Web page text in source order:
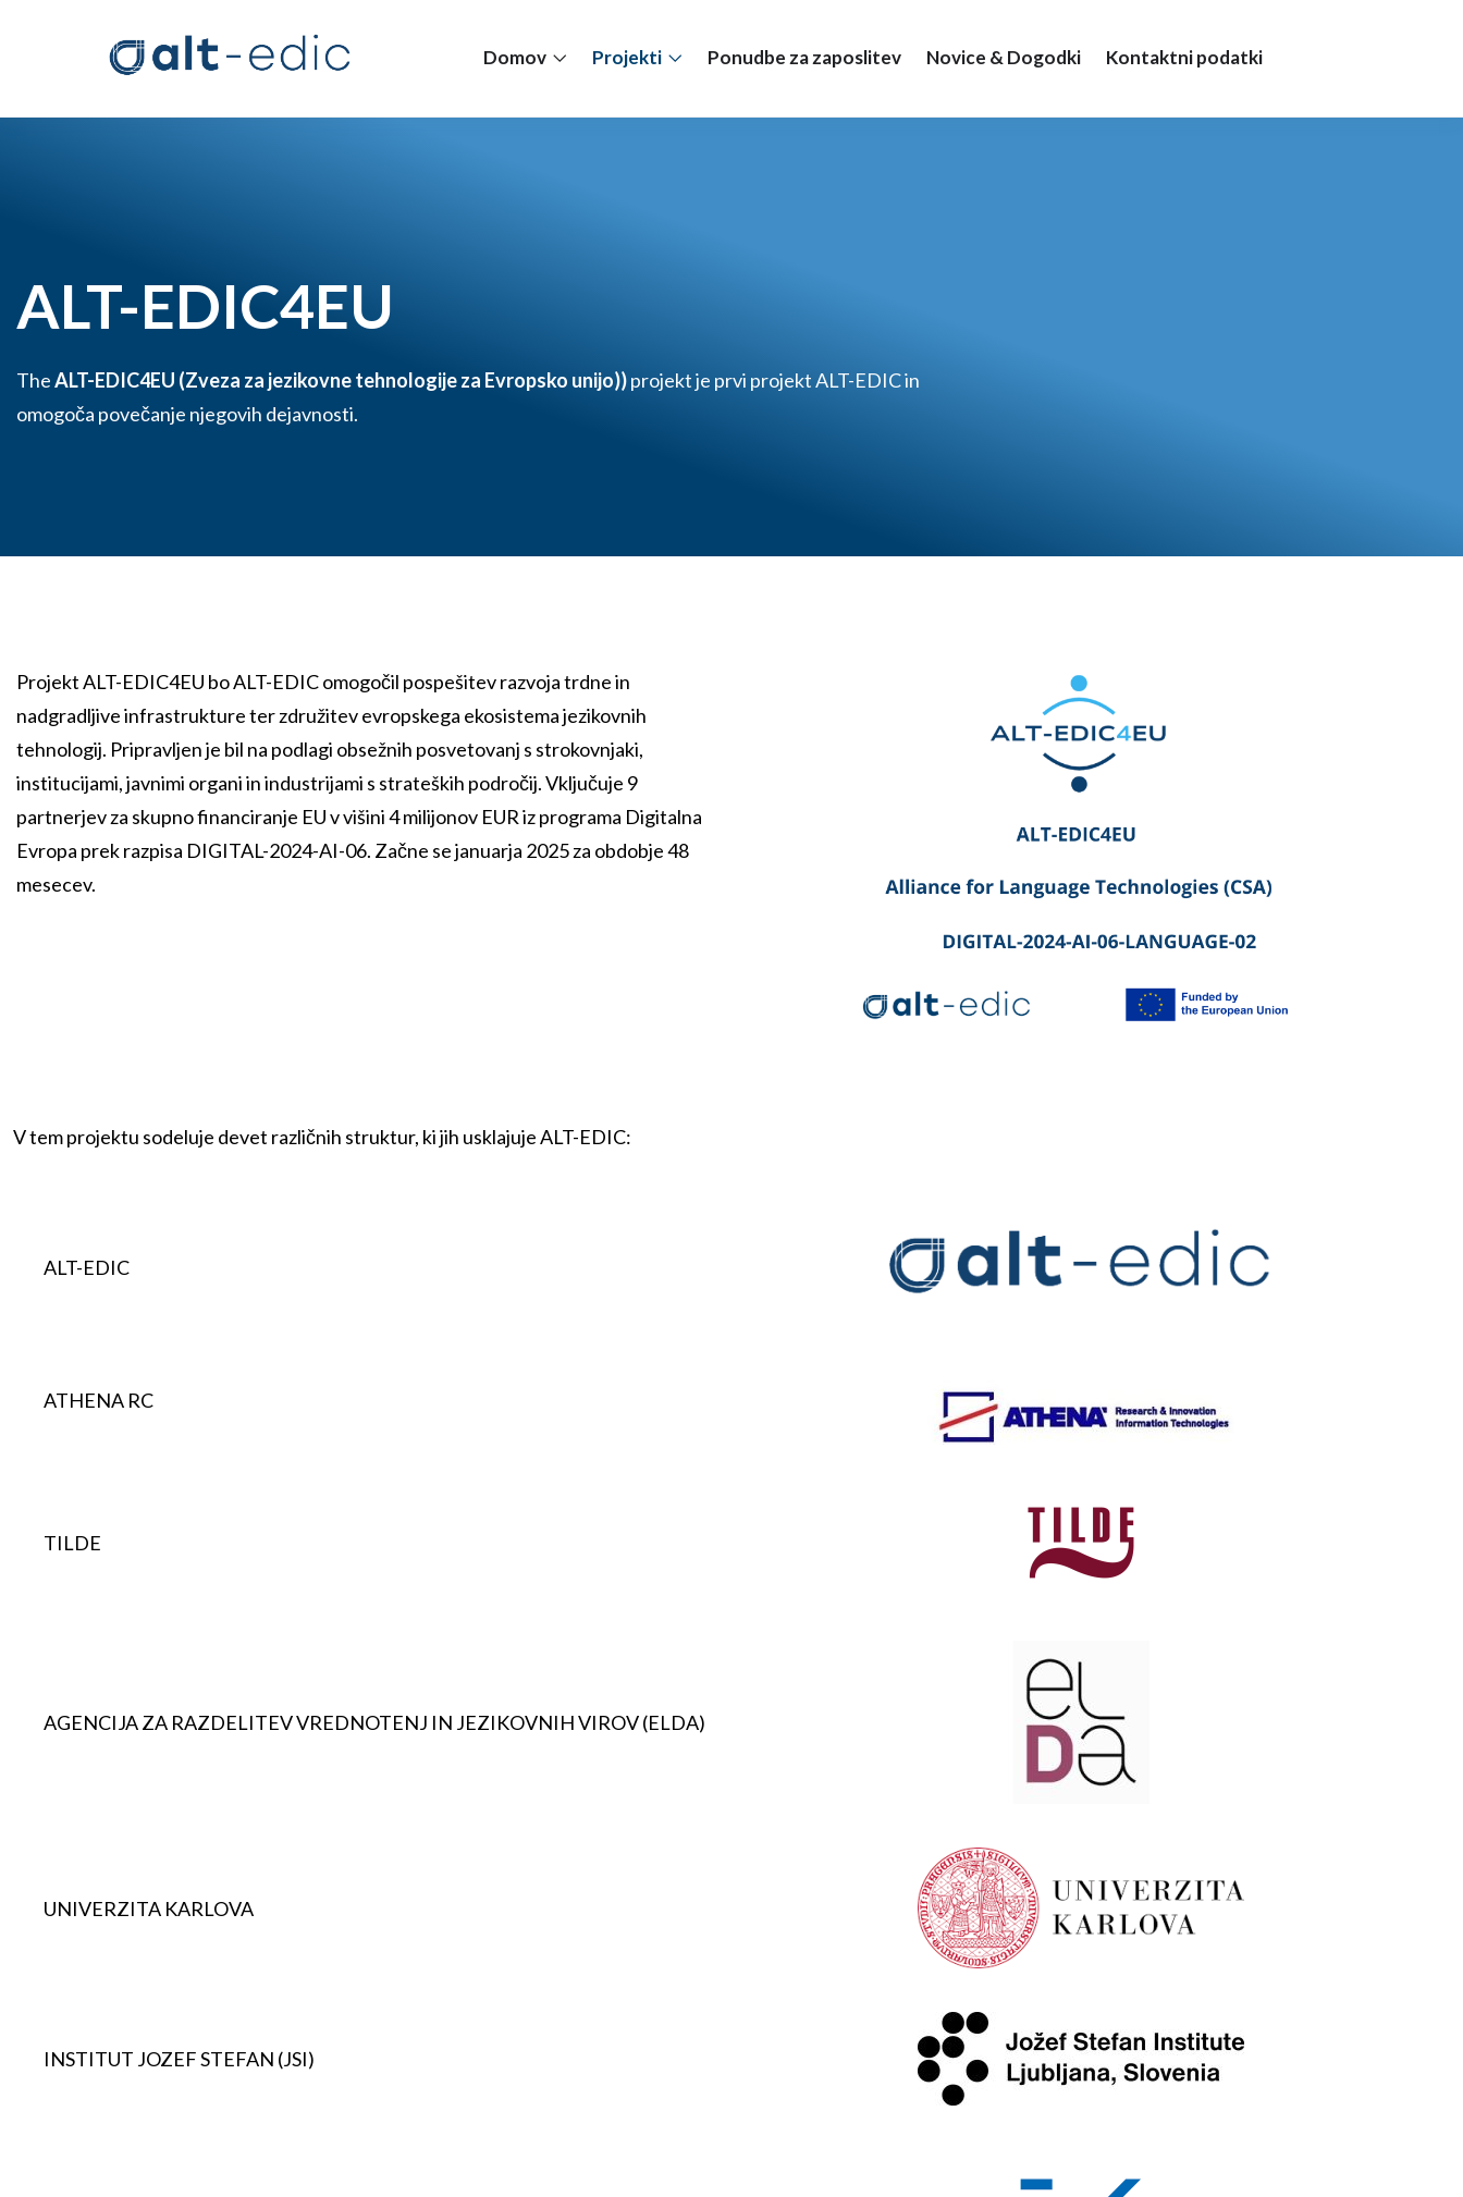
Domov Projekti Ponudbe za zaposlitev Novice & Dogodki Kontaktni podatki
ALT-EDIC4EU
TheALT-EDIC4EU (Zveza za jezikovne tehnologije za Evropsko unijo))projekt je prvi projekt ALT-EDIC in
omogoča povečanje njegovih dejavnosti.
Projekt ALT-EDIC4EU bo ALT-EDIC omogočil pospešitev razvoja trdne in
nadgradljive infrastrukture ter združitev evropskega ekosistema jezikovnih
tehnologij. Pripravljen je bil na podlagi obsežnih posvetovanj s strokovnjaki,
institucijami, javnimi organi in industrijami s strateških področij. Vključuje 9
partnerjev za skupno financiranje EU v višini 4 milijonov EUR iz programa Digitalna
Evropa prek razpisa DIGITAL-2024-AI-06. Začne se januarja 2025 za obdobje 48
mesecev.
V tem projektu sodeluje devet različnih struktur, ki jih usklajuje ALT-EDIC:
ALT-EDIC
ATHENA RC
TILDE
AGENCIJA ZA RAZDELITEV VREDNOTENJ IN JEZIKOVNIH VIROV (ELDA)
UNIVERZITA KARLOVA
INSTITUT JOZEF STEFAN (JSI)